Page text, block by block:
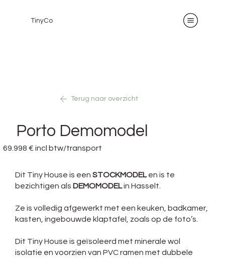
TinyCo
Terug naar overzicht
Porto Demomodel
69.998 € incl btw/transport
Dit Tiny House is een STOCKMODELen is te
bezichtigen als DEMOMODELin Hasselt.
Ze is volledig afgewerkt met een keuken, badkamer,
kasten, ingebouwde klaptafel, zoals op de foto’s.
Dit Tiny House is geïsoleerd met minerale wol
isolatie en voorzien van PVC ramen met dubbele